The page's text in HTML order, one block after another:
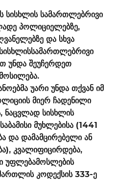
სამართლებრივი
პოლიციელებზე,
და სხვა
უნდა შეუჩერდეთ
უარი უნდა თქვან იმ
მიერ ჩადენილი
ნაცვლად სისხლის
მუხლებისა (1441
და დამამცირებელი ან
კვალიფიცირდება,
უფლებამოსლების
კოდექსის 333-ე